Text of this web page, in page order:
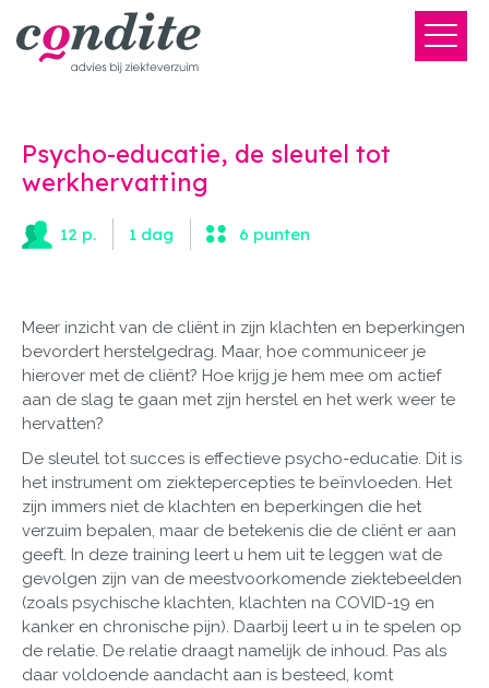
Psycho-educatie, de sleutel tot
werkhervatting
12 p. 1 dag 6 punten
Meer inzicht van de cliënt in zijn klachten en beperkingen
bevordert herstelgedrag. Maar, hoe communiceer je
hierover met de cliënt? Hoe krijg je hem mee om actief
aan de slag te gaan met zijn herstel en het werk weer te
hervatten?
De sleutel tot succes is effectieve psycho-educatie. Dit is
het instrument om ziektepercepties te beïnvloeden. Het
zijn immers niet de klachten en beperkingen die het
verzuim bepalen, maar de betekenis die de cliënt er aan
geeft. In deze training leert u hem uit te leggen wat de
gevolgen zijn van de meestvoorkomende ziektebeelden
(zoals psychische klachten, klachten na COVID-19 en
kanker en chronische pijn). Daarbij leert u in te spelen op
de relatie. De relatie draagt namelijk de inhoud. Pas als
daar voldoende aandacht aan is besteed, komt